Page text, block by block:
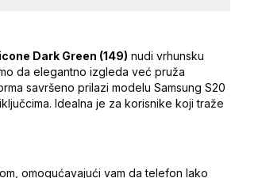
Dark Green (149) nudi vrhunsku
da elegantno izgleda već pruža
savršeno prilazi modelu Samsung S20
Idealna je za korisnike koji traže
omogućavajući vam da telefon lako